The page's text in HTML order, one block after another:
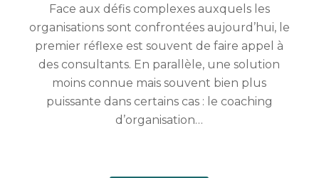
Face aux défis complexes auxquels les
organisations sont confrontées aujourd’hui, le
premier réflexe est souvent de faire appel à
des consultants. En parallèle, une solution
moins connue mais souvent bien plus
puissante dans certains cas : le coaching
d’organisation…